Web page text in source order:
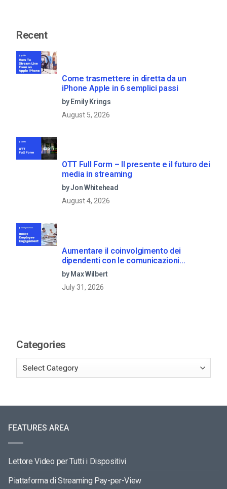
Recent
Come trasmettere in diretta da un
iPhone Apple in 6 semplici passi
by Emily Krings
August 5, 2026
OTT Full Form – Il presente e il futuro dei
media in streaming
by Jon Whitehead
August 4, 2026
Aumentare il coinvolgimento dei
dipendenti con le comunicazioni
aziendali in live streaming
by Max Wilbert
July 31, 2026
Categories
FEATURES AREA
Lettore Video per Tutti i Dispositivi
Piattaforma di Streaming Pay-per-View